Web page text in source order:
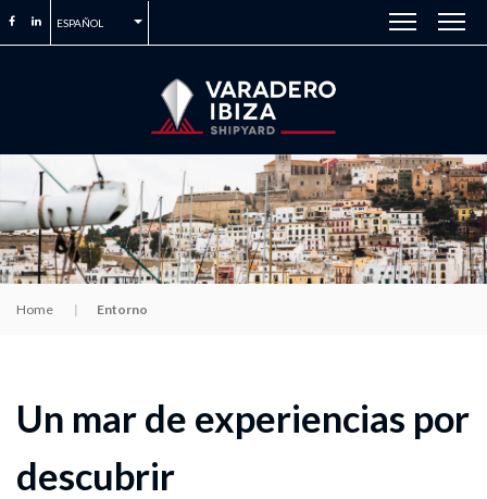
ESPAÑOL
Home Entorno
Un mar de experiencias por
descubrir